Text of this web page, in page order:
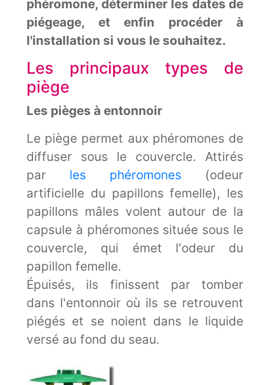
phéromone, déterminer les dates de
piégeage, et enfin procéder à
l'installation si vous le souhaitez.
Les principaux types de
piège
Les pièges à entonnoir
Le piège permet aux phéromones de
diffuser sous le couvercle. Attirés
par les phéromones (odeur
artificielle du papillons femelle), les
papillons mâles volent autour de la
capsule à phéromones située sous le
couvercle, qui émet l'odeur du
papillon femelle.
Épuisés, ils finissent par tomber
dans l'entonnoir où ils se retrouvent
piégés et se noient dans le liquide
versé au fond du seau.